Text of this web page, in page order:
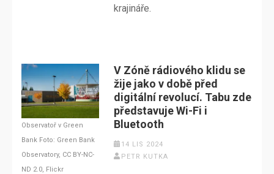
krajináře.
Observatoř v Green
Bank Foto: Green Bank
Observatory, CC BY-NC-
ND 2.0, Flickr
V Zóně rádiového klidu se
žije jako v době před
digitální revolucí. Tabu zde
představuje Wi-Fi i
Bluetooth
14 LIS 2024
PETR KUTKA